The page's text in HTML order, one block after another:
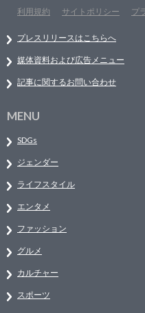
利用規約
サイトポリシー プ
プレスリリースはこちらへ
媒体資料および広告メニュー
記事に関するお問い合わせ
MENU
SDGs
ジェンダー
ライフスタイル
エンタメ
ファッション
グルメ
カルチャー
スポーツ